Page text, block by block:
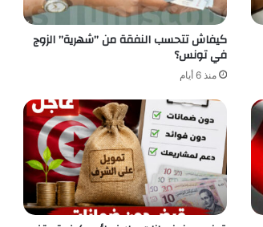
كيفاش تتحسب النفقة من ”شهرية” الزوج
في تونس؟
منذ 6 أيام